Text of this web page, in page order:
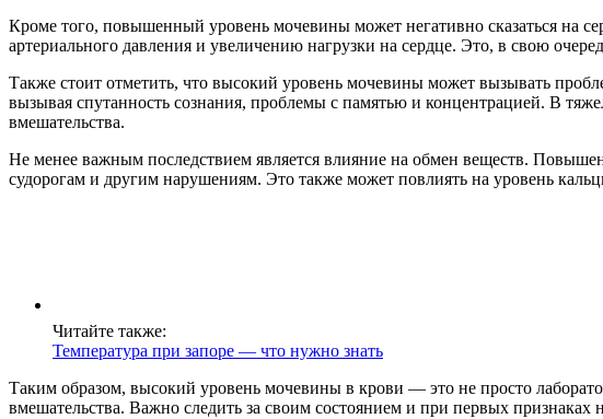
Кроме того, повышенный уровень мочевины может негативно сказаться на
артериального давления и увеличению нагрузки на сердце. Это, в свою
Также стоит отметить, что высокий уровень мочевины может вызывать
вызывая спутанность сознания, проблемы с памятью и концентрацией. В
вмешательства.
Не менее важным последствием является влияние на обмен веществ.
судорогам и другим нарушениям. Это также может повлиять на уровень
Читайте также:
Температура при запоре — что нужно знать
Таким образом, высокий уровень мочевины в крови — это не просто
вмешательства. Важно следить за своим состоянием и при первых